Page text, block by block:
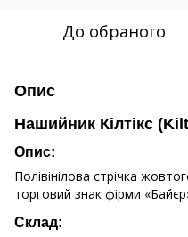
До обраного
Опис
Нашийник Кілтікс
Опис:
Полівінілова стрічка
торговий знак фірми
Склад: